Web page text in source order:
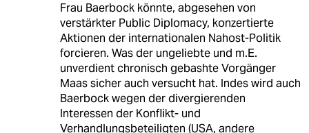
Frau Baerbock könnte, abgesehen von
verstärkter Public Diplomacy, konzertierte
Aktionen der internationalen Nahost-Politik
forcieren. Was der ungeliebte und m.E.
unverdient chronisch gebashte Vorgänger
Maas sicher auch versucht hat. Indes wird auch
Baerbock wegen der divergierenden
Interessen der Konflikt- und
Verhandlungsbeteiligten (USA, andere